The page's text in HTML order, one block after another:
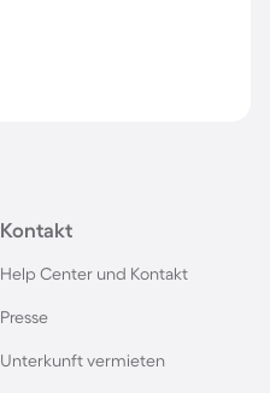
Kontakt
Help Center und Kontakt
Presse
Unterkunft vermieten